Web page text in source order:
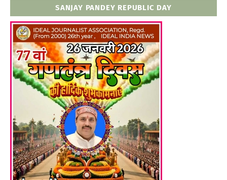
SANJAY PANDEY REPUBLIC DAY